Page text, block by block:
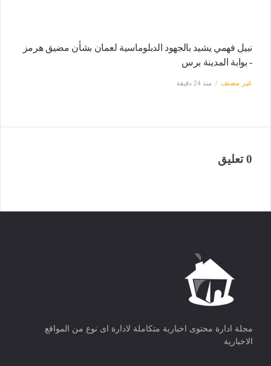
نبيل فهمي يشيد بالجهود الدبلوماسية لعمان بشأن مضيق هرمز
- بوابة المدينة برس
غير مصنف منذ 24 دقيقة
0 تعليق
مجلة ادارة محتوى اخبارية متكاملة لادارة اى نوع من المواقع
الاخبارية